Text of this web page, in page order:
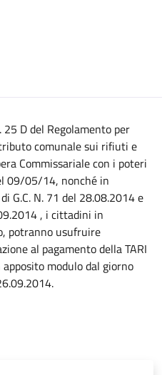
D del Regolamento per
comunale sui rifiuti e
Commissariale con i poteri
09/05/14, nonché in
G.C. N. 71 del 28.08.2014 e
, i cittadini in
potranno usufruire
al pagamento della TARI
modulo dal giorno